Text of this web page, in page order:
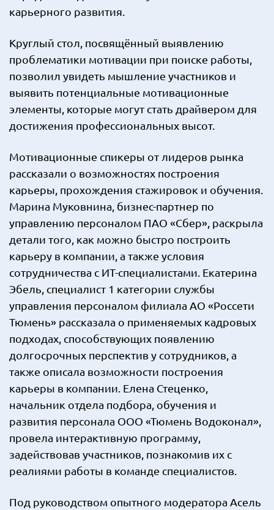
карьерного развития.
Круглый стол, посвящённый выявлению
проблематики мотивации при поиске работы,
позволил увидеть мышление участников и
выявить потенциальные мотивационные
элементы, которые могут стать драйвером для
достижения профессиональных высот.
Мотивационные спикеры от лидеров рынка
рассказали о возможностях построения
карьеры, прохождения стажировок и обучения.
Марина Муковнина, бизнес-партнер по
управлению персоналом ПАО «Сбер», раскрыла
детали того, как можно быстро построить
карьеру в компании, а также условия
сотрудничества с ИТ-специалистами. Екатерина
Эбель, специалист 1 категории службы
управления персоналом филиала АО «Россети
Тюмень» рассказала о применяемых кадровых
подходах, способствующих появлению
долгосрочных перспектив у сотрудников, а
также описала возможности построения
карьеры в компании. Елена Стеценко,
начальник отдела подбора, обучения и
развития персонала ООО «Тюмень Водоконал»,
провела интерактивную программу,
задействовав участников, познакомив их с
реалиями работы в команде специалистов.
Под руководством опытного модератора Асель